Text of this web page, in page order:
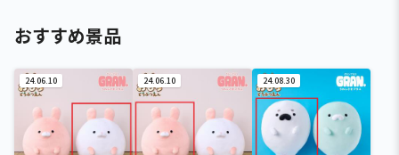
おすすめ景品
24.06.10 24.06.10 24.08.30